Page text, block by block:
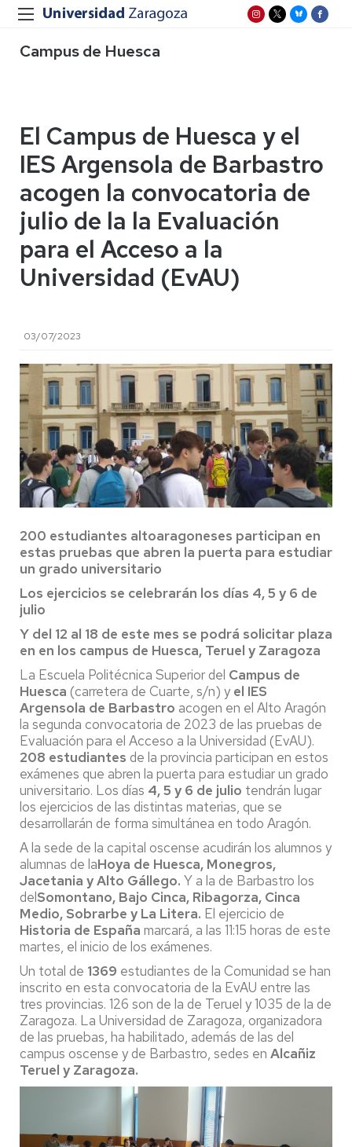
Campus de Huesca
El Campus de Huesca y el
IES Argensola de Barbastro
acogen la convocatoria de
julio de la la Evaluación
para el Acceso a la
Universidad (EvAU)
03/07/2023
200 estudiantes altoaragoneses participan en
estas pruebas que abren la puerta para estudiar
un grado universitario
Los ejercicios se celebrarán los días 4, 5 y 6 de
julio
Y del 12 al 18 de este mes se podrá solicitar plaza
en en los campus de Huesca, Teruel y Zaragoza
La Escuela Politécnica Superior del Campus de
Huesca (carretera de Cuarte, s/n) y el IES
Argensola de Barbastro acogen en el Alto Aragón
la segunda convocatoria de 2023 de las pruebas de
Evaluación para el Acceso a la Universidad (EvAU).
208 estudiantes de la provincia participan en estos
exámenes que abren la puerta para estudiar un grado
universitario. Los días 4, 5 y 6 de julio tendrán lugar
los ejercicios de las distintas materias, que se
desarrollarán de forma simultánea en todo Aragón.
A la sede de la capital oscense acudirán los alumnos y
alumnas de laHoya de Huesca, Monegros,
Jacetania y Alto Gállego. Y a la de Barbastro los
delSomontano, Bajo Cinca, Ribagorza, Cinca
Medio, Sobrarbe y La Litera. El ejercicio de
Historia de España marcará, a las 11:15 horas de este
martes, el inicio de los exámenes.
Un total de 1369 estudiantes de la Comunidad se han
inscrito en esta convocatoria de la EvAU entre las
tres provincias. 126 son de la de Teruel y 1035 de la de
Zaragoza. La Universidad de Zaragoza, organizadora
de las pruebas, ha habilitado, además de las del
campus oscense y de Barbastro, sedes en Alcañiz
Teruel y Zaragoza.